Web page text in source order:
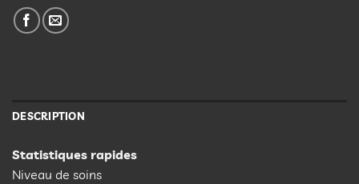
DESCRIPTION
Statistiques rapides
Niveau de soins